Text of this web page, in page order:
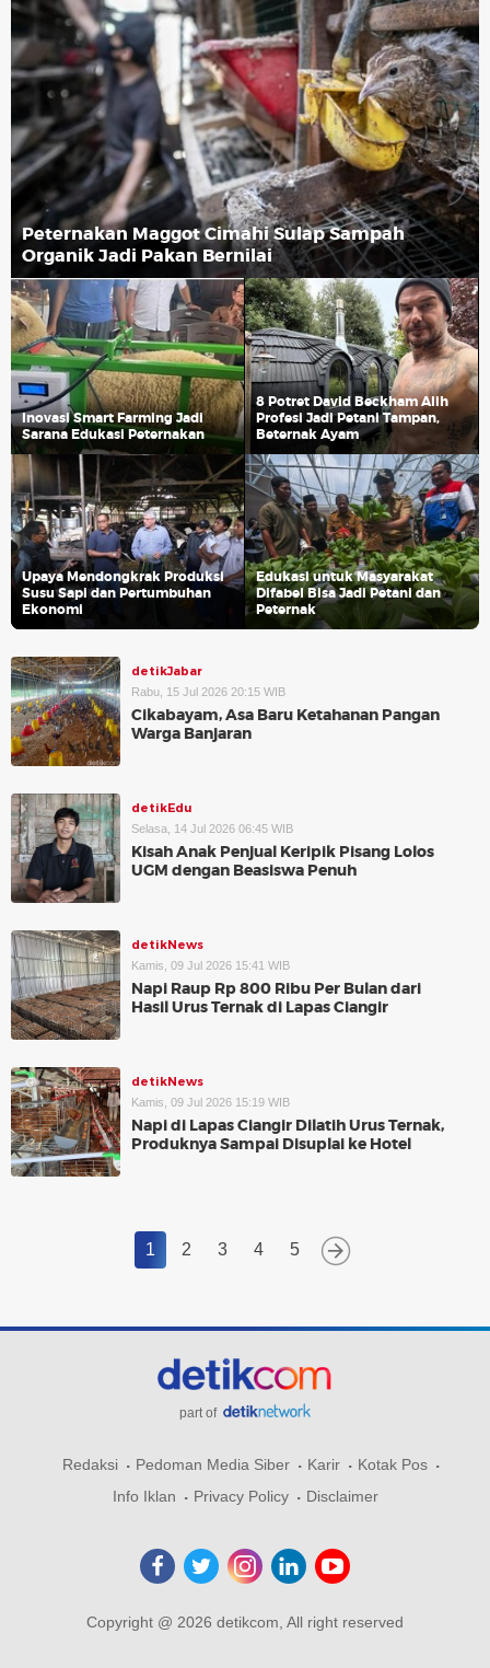
Peternakan Maggot Cimahi Sulap Sampah
Organik Jadi Pakan Bernilai
Inovasi Smart Farming Jadi
Sarana Edukasi Peternakan
8 Potret David Beckham Alih
Profesi Jadi Petani Tampan,
Beternak Ayam
Upaya Mendongkrak Produksi
Susu Sapi dan Pertumbuhan
Ekonomi
Edukasi untuk Masyarakat
Difabel Bisa Jadi Petani dan
Peternak
detikJabar
Rabu, 15 Jul 2026 20:15 WIB
Cikabayam, Asa Baru Ketahanan Pangan
Warga Banjaran
detikEdu
Selasa, 14 Jul 2026 06:45 WIB
Kisah Anak Penjual Keripik Pisang Lolos
UGM dengan Beasiswa Penuh
detikNews
Kamis, 09 Jul 2026 15:41 WIB
Napi Raup Rp 800 Ribu Per Bulan dari
Hasil Urus Ternak di Lapas Ciangir
detikNews
Kamis, 09 Jul 2026 15:19 WIB
Napi di Lapas Ciangir Dilatih Urus Ternak,
Produknya Sampai Disuplai ke Hotel
1 2 3 4 5
part of
Redaksi Pedoman Media Siber Karir
Kotak Pos
Info Iklan
Privacy Policy Disclaimer
Copyright @ 2026 detikcom, All right reserved